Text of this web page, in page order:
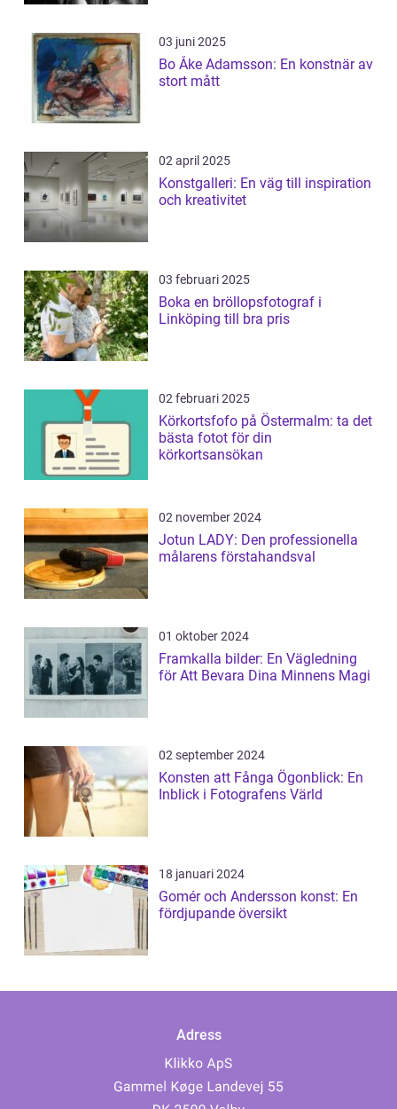
03 juni 2025
Bo Åke Adamsson: En konstnär av
stort mått
02 april 2025
Konstgalleri: En väg till inspiration
och kreativitet
03 februari 2025
Boka en bröllopsfotograf i
Linköping till bra pris
02 februari 2025
Körkortsfofo på Östermalm: ta det
bästa fotot för din
körkortsansökan
02 november 2024
Jotun LADY: Den professionella
målarens förstahandsval
01 oktober 2024
Framkalla bilder: En Vägledning
för Att Bevara Dina Minnens Magi
02 september 2024
Konsten att Fånga Ögonblick: En
Inblick i Fotografens Värld
18 januari 2024
Gomér och Andersson konst: En
fördjupande översikt
Adress